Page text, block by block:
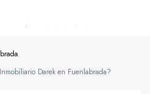
Darek en Fuenlabrada?